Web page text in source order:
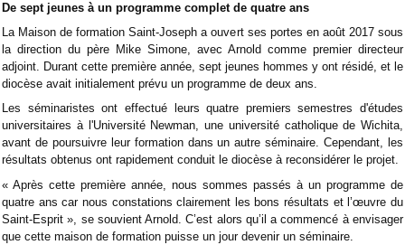
De sept jeunes à un programme complet de quatre ans
La Maison de formation Saint-Joseph a ouvert ses portes en août 2017 sous
la direction du père Mike Simone, avec Arnold comme premier directeur
adjoint. Durant cette première année, sept jeunes hommes y ont résidé, et le
diocèse avait initialement prévu un programme de deux ans.
Les séminaristes ont effectué leurs quatre premiers semestres d'études
universitaires à l'Université Newman, une université catholique de Wichita,
avant de poursuivre leur formation dans un autre séminaire. Cependant, les
résultats obtenus ont rapidement conduit le diocèse à reconsidérer le projet.
« Après cette première année, nous sommes passés à un programme de
quatre ans car nous constations clairement les bons résultats et l’œuvre du
Saint-Esprit », se souvient Arnold. C’est alors qu’il a commencé à envisager
que cette maison de formation puisse un jour devenir un séminaire.